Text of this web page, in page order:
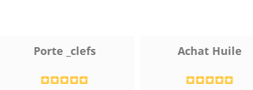
Porte _clefs Achat Huile